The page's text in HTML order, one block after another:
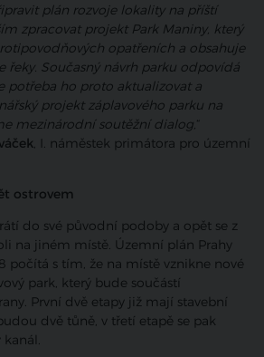
plán rozvoje lokality na příští
zpracovat projekt Park Maniny, který
opatřeních a obsahuje
řeky. Současný návrh parku odpovídá
potřeba ho proto aktualizovat a
projekt záplavového parku na
mezinárodní soutěžní dialog,“
, I. náměstek primátora pro územní
ostrovem
do své původní podoby a opět se z
na jiném místě. Územní plán Prahy
počítá s tím, že na místě vznikne nové
park, který bude součástí
První dvě etapy již mají stavební
dvě tůně, v třetí etapě se pak